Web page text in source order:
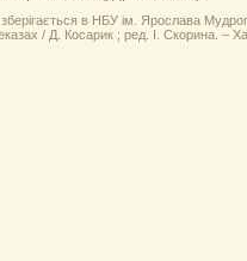
в НБУ ім. Ярослава
/ Д. Косарик ; ред. І. Скорина. –